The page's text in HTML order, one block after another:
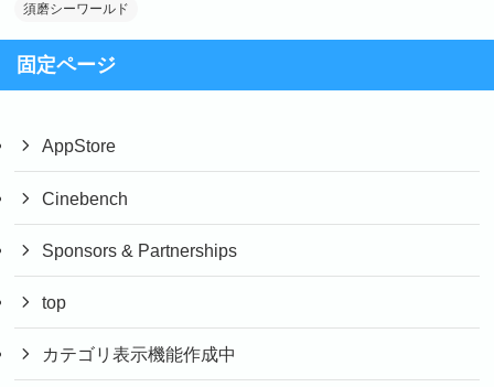
須磨シーワールド
固定ページ
AppStore
Cinebench
Sponsors & Partnerships
top
カテゴリ表示機能作成中